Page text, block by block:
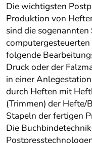
Die wichtigsten
Produktion von
sind die sogenannten
folgende
Druck oder der
in einer
durch Heften mit
(Trimmen) der Hefte/
Stapeln der fertigen
Die